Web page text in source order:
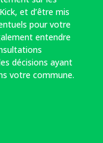
et d’être mis
pour votre
entendre
décisions ayant
votre commune.